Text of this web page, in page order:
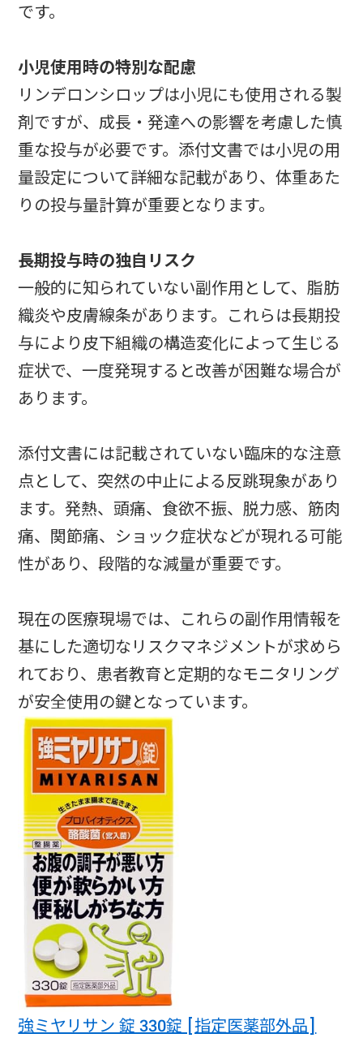
です。
小児使用時の特別な配慮
リンデロンシロップは小児にも使用される製
剤ですが、成長・発達への影響を考慮した慎
重な投与が必要です。添付文書では小児の用
量設定について詳細な記載があり、体重あた
りの投与量計算が重要となります。
長期投与時の独自リスク
一般的に知られていない副作用として、脂肪
織炎や皮膚線条があります。これらは長期投
与により皮下組織の構造変化によって生じる
症状で、一度発現すると改善が困難な場合が
あります。
添付文書には記載されていない臨床的な注意
点として、突然の中止による反跳現象があり
ます。発熱、頭痛、食欲不振、脱力感、筋肉
痛、関節痛、ショック症状などが現れる可能
性があり、段階的な減量が重要です。
現在の医療現場では、これらの副作用情報を
基にした適切なリスクマネジメントが求めら
れており、患者教育と定期的なモニタリング
が安全使用の鍵となっています。
強ミヤリサン 錠 330錠 [指定医薬部外品]